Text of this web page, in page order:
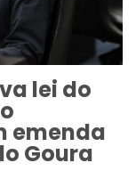
lei do
emenda
Goura